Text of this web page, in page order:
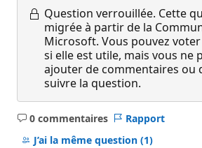
Question verrouillée. Cette
migrée à partir de la
Microsoft. Vous pouvez
si elle est utile, mais vous ne
ajouter de commentaires ou
suivre la question.
0 commentaires
Aucun
commentaire
Rapport
J’ai la même question (1)